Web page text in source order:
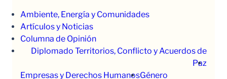
Ambiente, Energía y Comunidades
Artículos y Noticias
Columna de Opinión
Diplomado Territorios, Conflicto y Acuerdos de
Paz
Empresas y Derechos HumanosGénero